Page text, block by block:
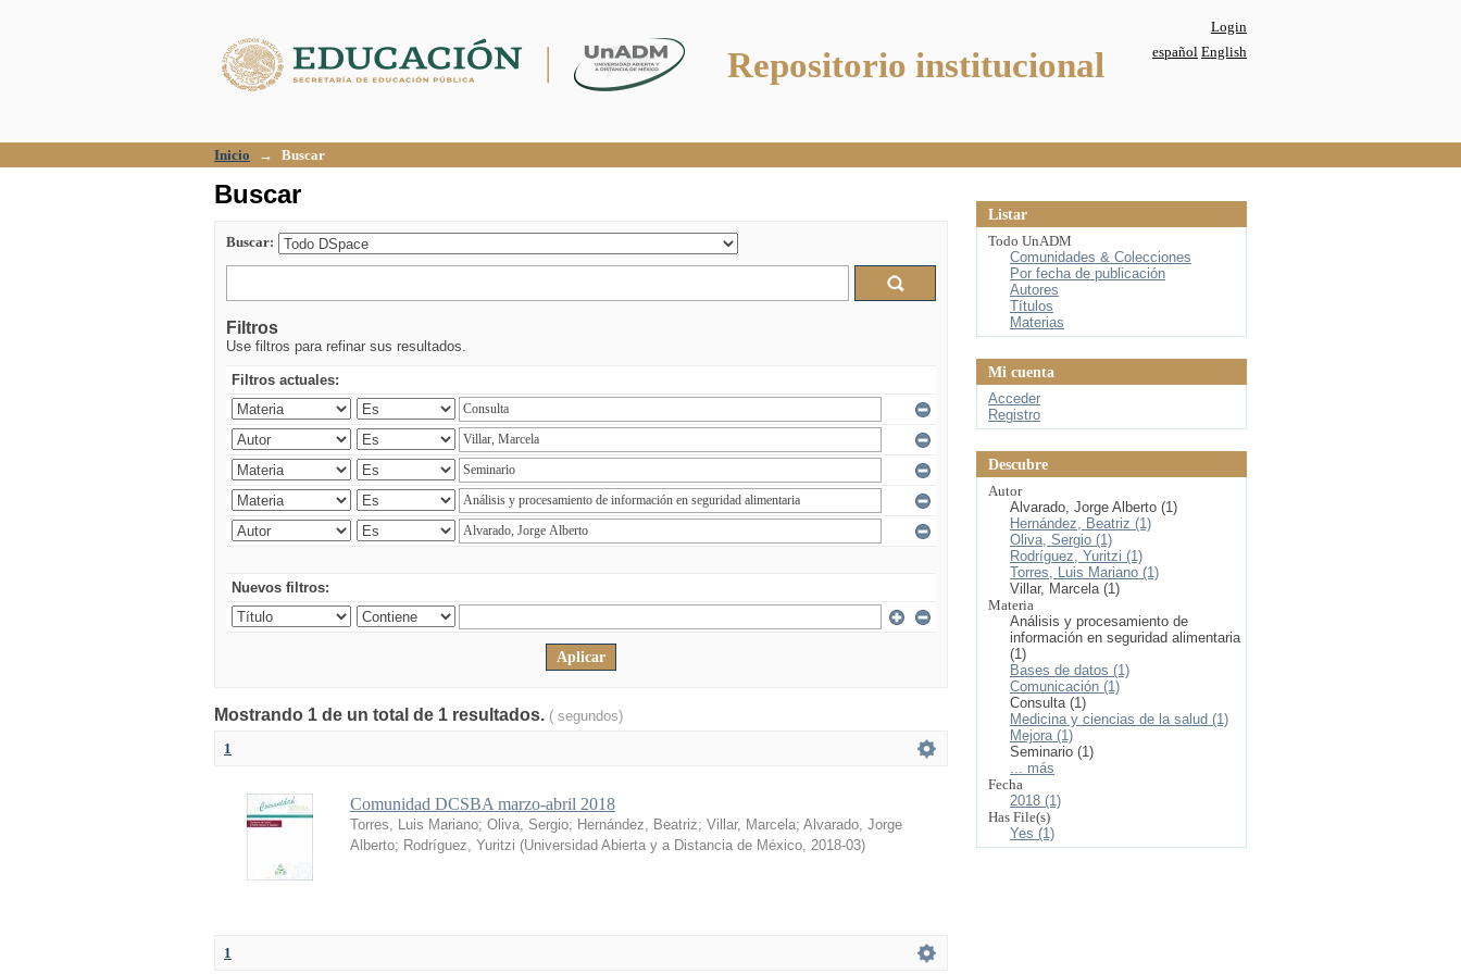
Repositorio institucional
Login
español English
Inicio → Buscar
Buscar
Buscar:
Filtros
Use filtros para refinar sus resultados.
Filtros actuales:
Nuevos filtros:
Mostrando 1 de un total de 1 resultados. ( segundos)
1
Comunidad DCSBA marzo-abril 2018
Torres, Luis Mariano; Oliva, Sergio; Hernández, Beatriz; Villar, Marcela; Alvarado, Jorge
Alberto; Rodríguez, Yuritzi (Universidad Abierta y a Distancia de México, 2018-03)
1
Listar
Todo UnADM
Comunidades & Colecciones
Por fecha de publicación
Autores
Títulos
Materias
Mi cuenta
Acceder
Registro
Descubre
Autor
Alvarado, Jorge Alberto (1)
Hernández, Beatriz (1)
Oliva, Sergio (1)
Rodríguez, Yuritzi (1)
Torres, Luis Mariano (1)
Villar, Marcela (1)
Materia
Análisis y procesamiento de
información en seguridad alimentaria
(1)
Bases de datos (1)
Comunicación (1)
Consulta (1)
Medicina y ciencias de la salud (1)
Mejora (1)
Seminario (1)
... más
Fecha
2018 (1)
Has File(s)
Yes (1)